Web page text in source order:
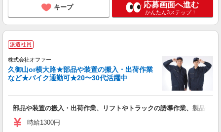
キープ 応募画面へ進む
かんたん3ステップ！
派遣社員
株式会社オファー
久御山or横大路★部品や装置の搬入・出荷作業
など★バイク通勤可★20〜30代活躍中
部品や装置の搬入・出荷作業、リフトやトラックの誘導作業、製品仕分
時給1300円